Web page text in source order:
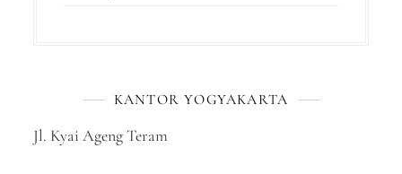
KANTOR YOGYAKARTA
Jl. Kyai Ageng Teram